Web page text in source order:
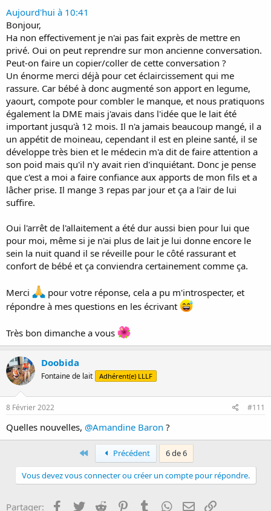
En sachant que je lui donnait encore le sein la nuit pour pas le
frustrer.
Et depuis mardi soir il refuse catégoriquement le biberon et je n'ai
plus de lait dans mes seins a peine 3-4 gorgé pour lui.
Donc il n'a plus d'apport en lait correcte depuis et c'est un bébé
crevette en plus.
Pourriez-vous m'aider? Dois-je continuer le sein même si plus de lait
et continuer a proposer les bib? Dois-je arrêter totalement le sein?
Je suis perdue.
Je vous remercie de vos retours
Merci
Aujourd'hui à 10:41
Bonjour,
Ha non effectivement je n'ai pas fait exprès de mettre en
privé. Oui on peut reprendre sur mon ancienne conversation.
Peut-on faire un copier/coller de cette conversation ?
Un énorme merci déjà pour cet éclaircissement qui me
rassure. Car bébé à donc augmenté son apport en legume,
yaourt, compote pour combler le manque, et nous pratiquons
également la DME mais j'avais dans l'idée que le lait été
important jusqu'à 12 mois. Il n'a jamais beaucoup mangé, il a
un appétit de moineau, cependant il est en pleine santé, il se
développe très bien et le médecin m'a dit de faire attention a
son poid mais qu'il n'y avait rien d'inquiétant. Donc je pense
que c'est a moi a faire confiance aux apports de mon fils et a
lâcher prise. Il mange 3 repas par jour et ça a l'air de lui
suffire.
Oui l'arrêt de l'allaitement a été dur aussi bien pour lui que
pour moi, même si je n'ai plus de lait je lui donne encore le
sein la nuit quand il se réveille pour le côté rassurant et
confort de bébé et ça conviendra certainement comme ça.
Merci
pour votre réponse, cela a pu m'introspecter, et
répondre à mes questions en les écrivant
Très bon dimanche a vous
Doobida
Fontaine de lait Adhérent(e) LLLF
8 Février 2022 #111
Quelles nouvelles, @Amandine Baron ?
First Précédent 6 de 6
Vous devez vous connecter ou créer un compte pour répondre.
Partager: Facebook
Twitter Reddit PinterestTumblr WhatsApp
E-mail